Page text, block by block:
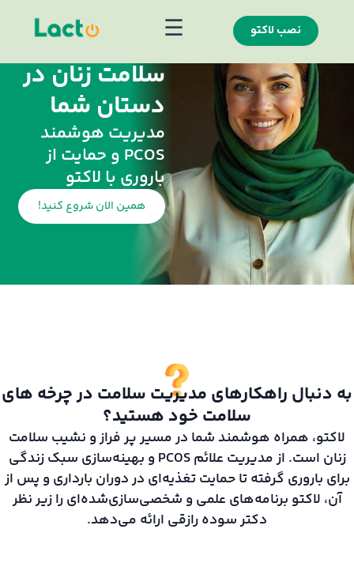
☰ نصب لاکتو
سلامت زنان در
دستان شما
مدیریت هوشمند
PCOS و حمایت از
باروری با لاکتو
!همین الان شروع کنید
به دنبال راهکارهای مدیریت سلامت در چرخه های
سلامت خود هستید؟
لاکتو، همراه هوشمند شما در مسیر پر فراز و نشیب سلامت
زنان است. از مدیریت علائم PCOS و بهینه‌سازی سبک زندگی
برای باروری گرفته تا حمایت تغذیه‌ای در دوران بارداری و پس از
آن، لاکتو برنامه‌های علمی و شخصی‌سازی‌شده‌ای را زیر نظر
دکتر سوده رازقی ارائه می‌دهد.